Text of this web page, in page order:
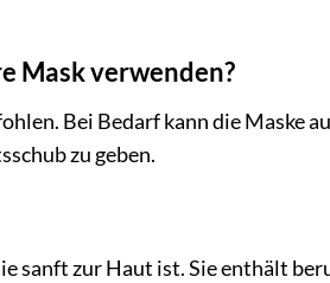
Mask verwenden?
Bei Bedarf kann die Maske
zu geben.
sanft zur Haut ist. Sie enthält